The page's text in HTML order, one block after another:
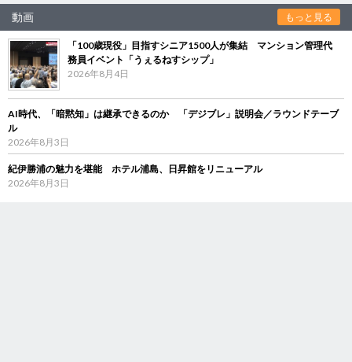
動画 もっと見る
「100歳現役」目指すシニア1500人が集結 マンション管理代
務員イベント「うぇるねすシップ」
2026年8月4日
AI時代、「暗黙知」は継承できるのか 「デジブレ」説明会／ラウンドテーブ
ル
2026年8月3日
紀伊勝浦の魅力を堪能 ホテル浦島、日昇館をリニューアル
2026年8月3日